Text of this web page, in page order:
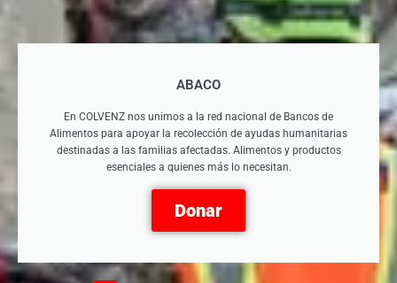
ABACO
En COLVENZ nos unimos a la red nacional de Bancos de
Alimentos para apoyar la recolección de ayudas humanitarias
destinadas a las familias afectadas. Alimentos y productos
esenciales a quienes más lo necesitan.
Donar